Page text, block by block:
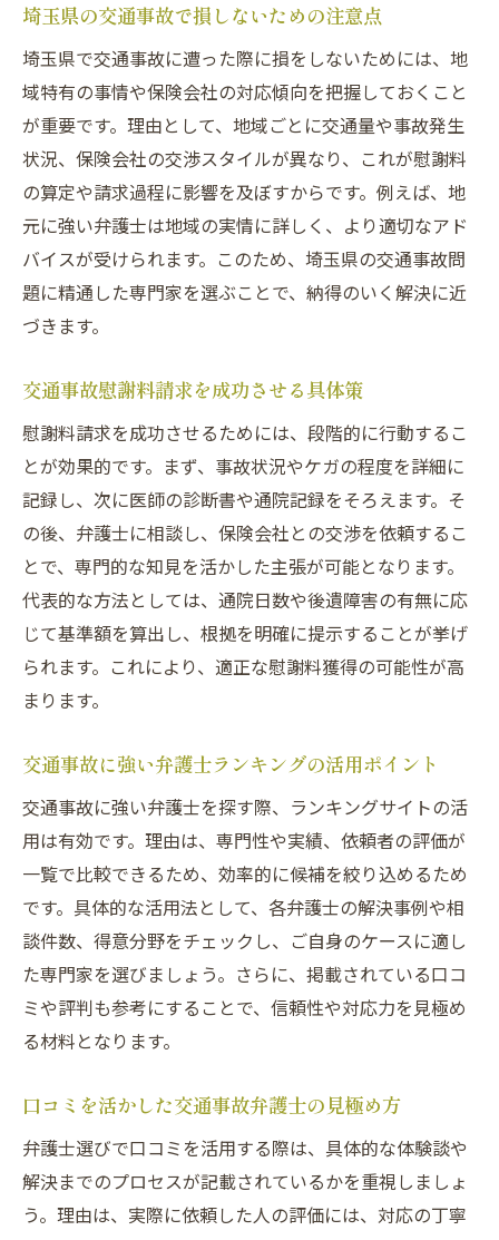
交通事故弁護士おすすめ活用術と注意点
慰謝料請求で後悔しない弁護士選びのポイ
ント
慰謝料請求に強い埼玉県の交通事故弁護士の選
び方
交通事故に強い弁護士を選ぶ基準と注意点
口コミやランキングを活用した選び方のコ
ツ
交通事故に強い弁護士の特徴と選択基準
依頼後に後悔しない弁護士選びの秘訣
交通事故被害者が感じる不安を解消するポイン
ト
交通事故慰謝料請求でよくある不安と対策
交通事故被害者が安心できる無料相談の活
用法
弁護士へ依頼する際の疑問や不安の解消法
交通事故慰謝料請求で後悔しないための心
交通事故に強い弁護士が提供する安心サポ
交通事故に関する不安を減らすための具体
策
保険会社との交渉を有利に進める秘訣とは
交通事故慰謝料請求で保険会社と交渉する
コツ
保険会社の基準と弁護士基準の違いを理解
しよう
納得のいく慰謝料を得るためのポイント解
説
交通事故弁護士に依頼する際の注意事項
保険会社とのトラブルを回避するための知
埼玉県の交通事故で損しないための注意点
埼玉県で交通事故に遭った際に損をしないためには、地
域特有の事情や保険会社の対応傾向を把握しておくこと
が重要です。理由として、地域ごとに交通量や事故発生
状況、保険会社の交渉スタイルが異なり、これが慰謝料
の算定や請求過程に影響を及ぼすからです。例えば、地
元に強い弁護士は地域の実情に詳しく、より適切なアド
バイスが受けられます。このため、埼玉県の交通事故問
題に精通した専門家を選ぶことで、納得のいく解決に近
づきます。
交通事故慰謝料請求を成功させる具体策
慰謝料請求を成功させるためには、段階的に行動するこ
とが効果的です。まず、事故状況やケガの程度を詳細に
記録し、次に医師の診断書や通院記録をそろえます。そ
の後、弁護士に相談し、保険会社との交渉を依頼するこ
とで、専門的な知見を活かした主張が可能となります。
代表的な方法としては、通院日数や後遺障害の有無に応
じて基準額を算出し、根拠を明確に提示することが挙げ
られます。これにより、適正な慰謝料獲得の可能性が高
まります。
交通事故に強い弁護士ランキングの活用ポイント
交通事故に強い弁護士を探す際、ランキングサイトの活
用は有効です。理由は、専門性や実績、依頼者の評価が
一覧で比較できるため、効率的に候補を絞り込めるため
です。具体的な活用法として、各弁護士の解決事例や相
談件数、得意分野をチェックし、ご自身のケースに適し
た専門家を選びましょう。さらに、掲載されている口コ
ミや評判も参考にすることで、信頼性や対応力を見極め
る材料となります。
口コミを活かした交通事故弁護士の見極め方
弁護士選びで口コミを活用する際は、具体的な体験談や
解決までのプロセスが記載されているかを重視しましょ
う。理由は、実際に依頼した人の評価には、対応の丁寧